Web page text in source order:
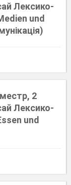
Лексико-
und
2
Лексико-
und